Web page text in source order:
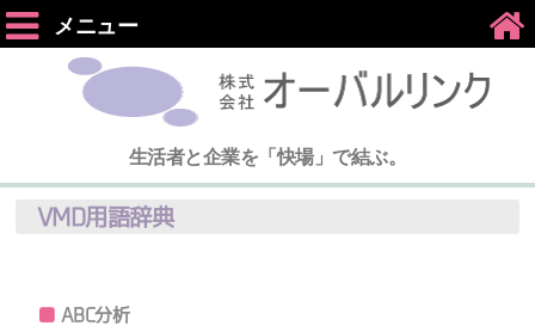
メニュー
生活者と企業を「快場」で結ぶ。
VMD用語辞典
ABC分析